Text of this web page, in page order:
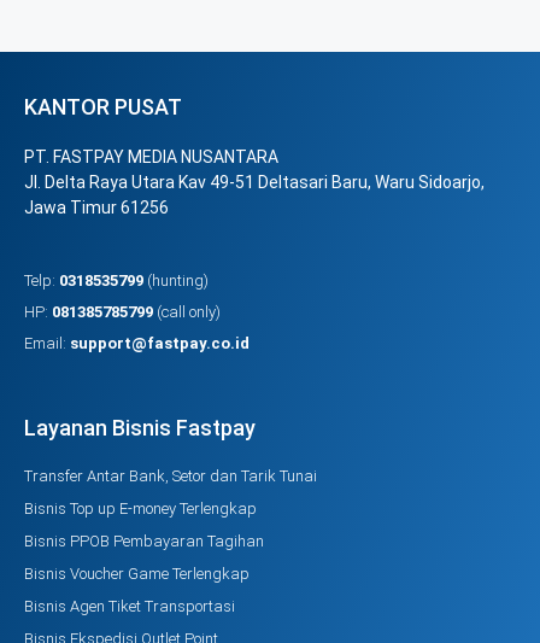
KANTOR PUSAT
PT. FASTPAY MEDIA NUSANTARA
Jl. Delta Raya Utara Kav 49-51 Deltasari Baru, Waru Sidoarjo,
Jawa Timur 61256
Telp: 0318535799 (hunting)
HP: 081385785799 (call only)
Email: support@fastpay.co.id
Layanan Bisnis Fastpay
Transfer Antar Bank, Setor dan Tarik Tunai
Bisnis Top up E-money Terlengkap
Bisnis PPOB Pembayaran Tagihan
Bisnis Voucher Game Terlengkap
Bisnis Agen Tiket Transportasi
Bisnis Ekspedisi Outlet Point